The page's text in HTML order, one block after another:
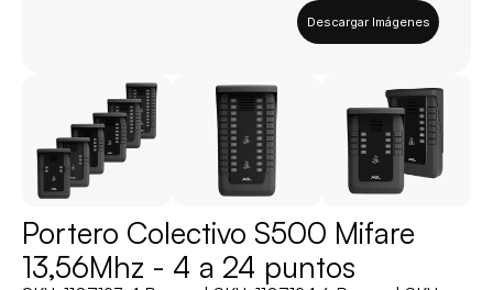
Descargar Imágenes
Portero Colectivo S500 Mifare
13,56Mhz - 4 a 24 puntos